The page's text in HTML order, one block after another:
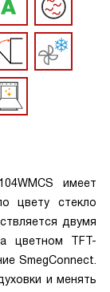
имеет
цвету стекло
двумя
цветном TFT-
SmegConnect.
и менять